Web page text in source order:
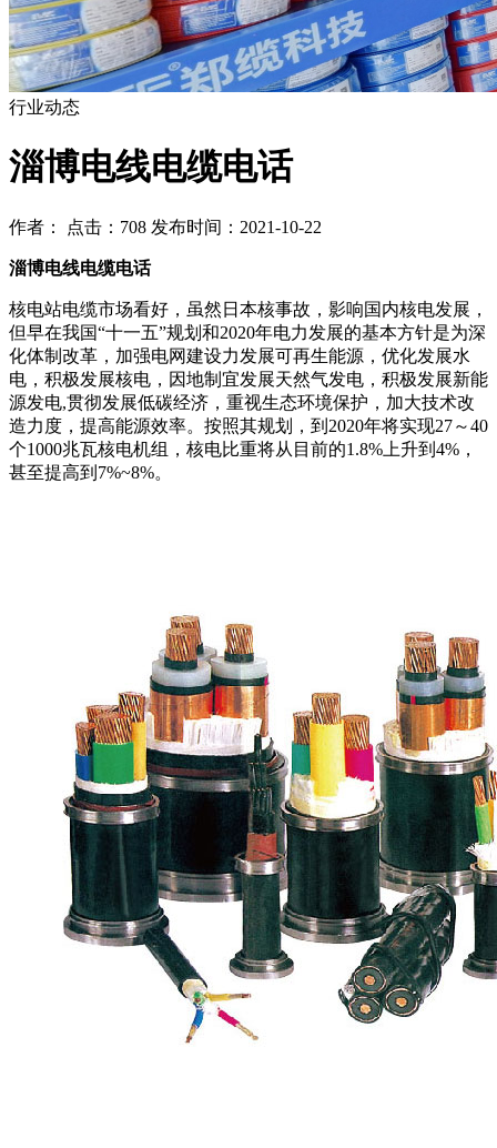
行业动态
淄博电线电缆电话
作者： 点击：708 发布时间：2021-10-22
淄博电线电缆电话
核电站电缆市场看好，虽然日本核事故，影响国内核电发展，
但早在我国“十一五”规划和2020年电力发展的基本方针是为深
化体制改革，加强电网建设力发展可再生能源，优化发展水
电，积极发展核电，因地制宜发展天然气发电，积极发展新能
源发电,贯彻发展低碳经济，重视生态环境保护，加大技术改
造力度，提高能源效率。按照其规划，到2020年将实现27～40
个1000兆瓦核电机组，核电比重将从目前的1.8%上升到4%，
甚至提高到7%~8%。